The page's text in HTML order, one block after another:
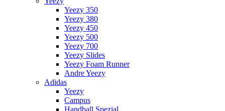
Yeezy 350
Yeezy 380
Yeezy 450
Yeezy 500
Yeezy 700
Yeezy Slides
Yeezy Foam Runner
Andre Yeezy
Adidas
Yeezy
Campus
Handball Spezial